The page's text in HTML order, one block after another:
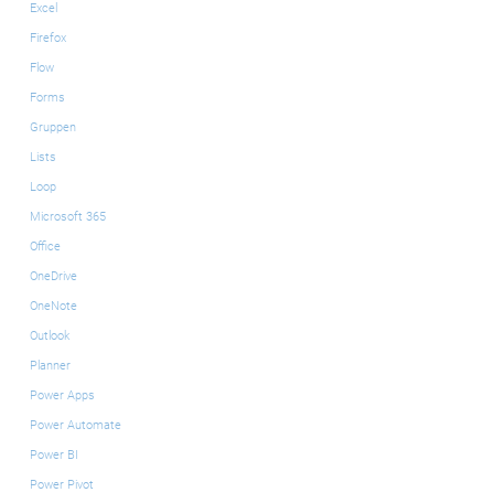
Excel
Firefox
Flow
Forms
Gruppen
Lists
Loop
Microsoft 365
Office
OneDrive
OneNote
Outlook
Planner
Power Apps
Power Automate
Power BI
Power Pivot